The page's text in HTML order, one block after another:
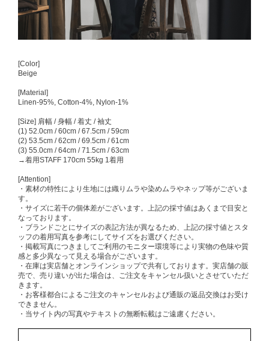
[Color]
Beige
[Material]
Linen-95%, Cotton-4%, Nylon-1%
[Size] 肩幅 / 身幅 / 着丈 / 袖丈
(1) 52.0cm / 60cm / 67.5cm / 59cm
(2) 53.5cm / 62cm / 69.5cm / 61cm
(3) 55.0cm / 64cm / 71.5cm / 63cm
→着用STAFF 170cm 55kg 1着用
[Attention]
・素材の特性により生地には織りムラや染めムラやネップ等がございま
す。
・サイズに若干の個体差がございます。上記の採寸値はあくまで目安と
なっております。
・ブランドごとにサイズの表記方法が異なるため、上記の採寸値とスタ
ッフの着用写真を参考にしてサイズをお選びください。
・掲載写真につきましてご利用のモニター環境等により実物の色味や質
感と多少異なって見える場合がございます。
・在庫は実店舗とオンラインショップで共有しております。実店舗の販
売で、売り違いが出た場合は、ご注文をキャンセル扱いとさせていただ
きます。
・お客様都合によるご注文のキャンセルおよび通販の返品交換はお受け
できません。
・当サイト内の写真やテキストの無断転載はご遠慮ください。